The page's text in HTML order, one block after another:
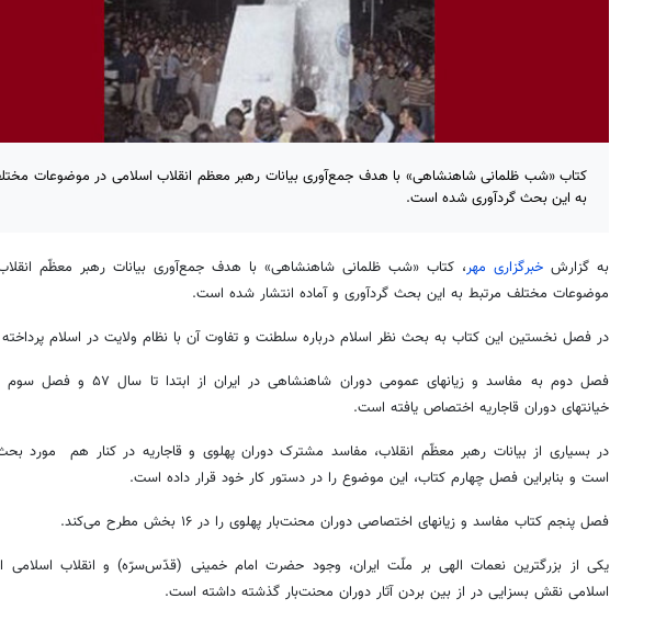
کتاب «شب ظلمانی شاهنشاهی» با هدف جمع‌آوری بیانات رهبر معظم انقلاب اسلامی در موضوعات
به این بحث گردآوری شده است.
به گزارش خبرگزاری مهر، کتاب «شب ظلمانی شاهنشاهی» با هدف جمع‌آوری بیانات رهبر معظّم
موضوعات مختلف مرتبط به این بحث گردآوری و آماده انتشار شده است.
در فصل نخستین این کتاب به بحث نظر اسلام درباره سلطنت و تفاوت آن با نظام ولایت در اسلام
فصل دوم به مفاسد و زیانهای عمومی دوران شاهنشاهی در
خیانتهای دوران قاجاریه اختصاص یافته است.
در بسیاری از بیانات رهبر معظّم انقلاب، مفاسد مشترک دوران پهلوی و قاجاریه در کنار هم مورد
است و بنابراین فصل چهارم کتاب، این موضوع را در دستور کار خود قرار داده است.
فصل پنجم کتاب مفاسد و زیانهای اختصاصی دوران محنت‌بار پهلوی را در ۱۶ بخش مطرح می‌کند.
یکی از بزرگترین نعمات الهی بر ملّت ایران، وجود حضرت امام خمینی (قدّس‌سرّه) و انقلاب اسلامی
اسلامی نقش بسزایی در از بین بردن آثار دوران محنت‌بار گذشته داشته است.